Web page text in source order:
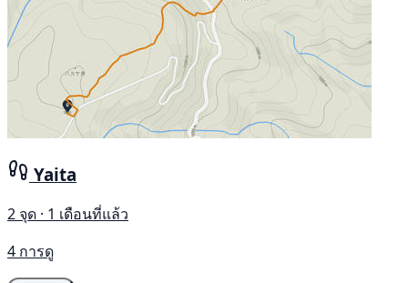
Yaita
2 จุด · 1 เดือนที่แล้ว
4 การดู